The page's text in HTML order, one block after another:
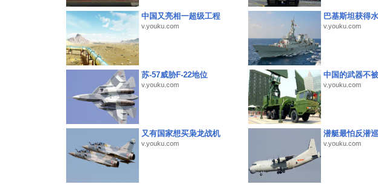
中国又亮相一超级工程
v.youku.com
巴基斯坦获得
v.youku.com
苏-57威胁F-22地位
v.youku.com
中国的武器不
v.youku.com
又有国家想买枭龙战机
v.youku.com
潜艇最怕反潜
v.youku.com